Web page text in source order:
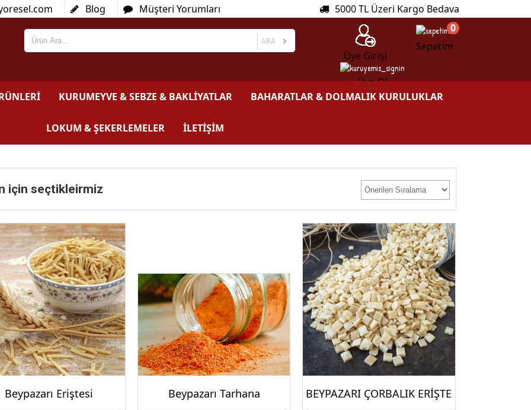
Blog Müşteri Yorumları 5000 TL Üzeri Kargo Bedava
ARA
Üye Girişi
Üye Ol
Sepetim
0
KURUMEYVE & SEBZE & BAKLİYATLAR BAHARATLAR & DOLMALIK KURULUKLAR
LOKUM & ŞEKERLEMELER İLETİŞİM
için seçtikleirmiz
Beypazarı Eriştesi Beypazarı Tarhana BEYPAZARI ÇORBALIK ERİŞTE